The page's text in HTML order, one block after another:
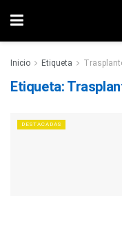
Inicio Etiqueta
Etiqueta:
DESTACADAS